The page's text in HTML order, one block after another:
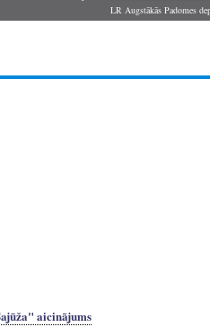
LR Augstākās Padomes
aicinājums